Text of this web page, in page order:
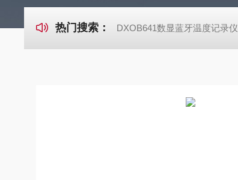
热门搜索： DXOB641数显蓝牙温度记录仪